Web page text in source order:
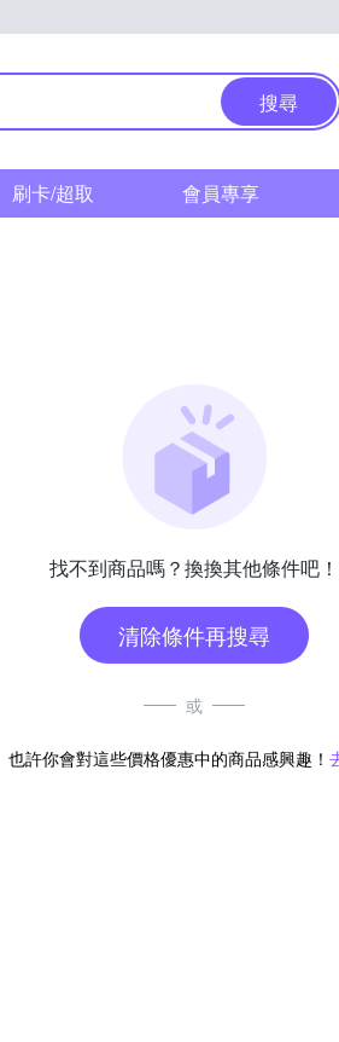
搜尋
刷卡/超取 會員專享
找不到商品嗎？換換其他條件吧！
清除條件再搜尋
或
也許你會對這些價格優惠中的商品感興趣！